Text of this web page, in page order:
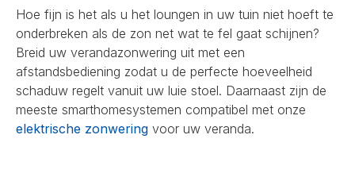
Hoe fijn is het als u het loungen in uw tuin niet hoeft te
onderbreken als de zon net wat te fel gaat schijnen?
Breid uw verandazonwering uit met een
afstandsbediening zodat u de perfecte hoeveelheid
schaduw regelt vanuit uw luie stoel. Daarnaast zijn de
meeste smarthomesystemen compatibel met onze
elektrische zonwering voor uw veranda.